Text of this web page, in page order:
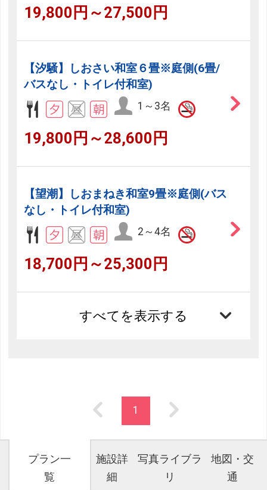
19,800円～27,500円
【汐騒】しおさい和室６畳※庭側(6畳/
バスなし・トイレ付和室)
1～3名
19,800円～28,600円
【望潮】しおまねき和室9畳※庭側(バス
なし・トイレ付和室)
2～4名
18,700円～25,300円
すべてを表示する
1
プラン一
覧
施設詳
細
写真ライブラ
リ
地図・交
通